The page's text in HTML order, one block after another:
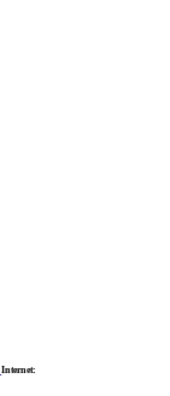
Internet: